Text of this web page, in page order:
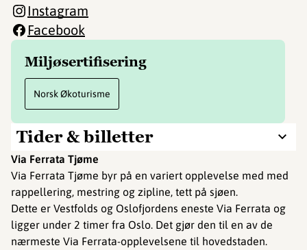
Tider & billetter
Via Ferrata Tjøme
Via Ferrata Tjøme byr på en variert opplevelse med med
rappellering, mestring og zipline, tett på sjøen.
Dette er Vestfolds og Oslofjordens eneste Via Ferrata og
ligger under 2 timer fra Oslo. Det gjør den til en av de
nærmeste Via Ferrata-opplevelsene til hovedstaden.
Instagram
Facebook
Miljøsertifisering
Norsk Økoturisme